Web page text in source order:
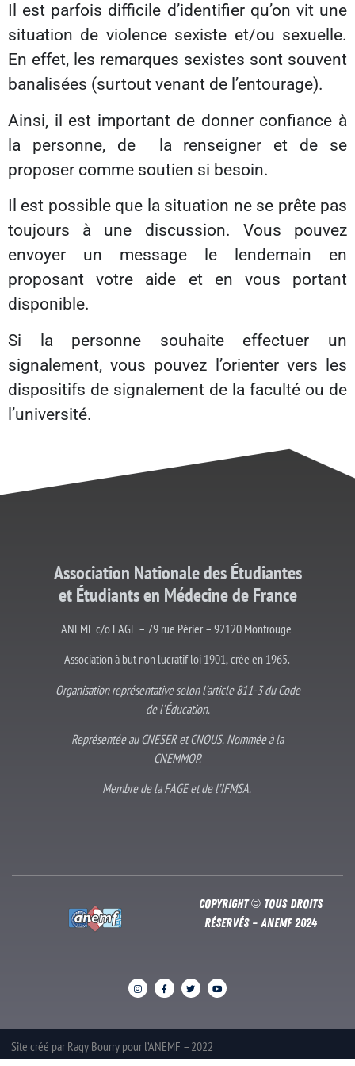
Il est parfois difficile d’identifier qu’on vit une
situation de violence sexiste et/ou sexuelle.
En effet, les remarques sexistes sont souvent
banalisées (surtout venant de l’entourage).
Ainsi, il est important de donner confiance à
la personne, de la renseigner et de se
proposer comme soutien si besoin.
Il est possible que la situation ne se prête pas
toujours à une discussion. Vous pouvez
envoyer un message le lendemain en
proposant votre aide et en vous portant
disponible.
Si la personne souhaite effectuer un
signalement, vous pouvez l’orienter vers les
dispositifs de signalement de la faculté ou de
l’université.
Association Nationale des Étudiantes
etÉtudiantsen Médecine de France
ANEMF c/o FAGE – 79 rue Périer – 92120 Montrouge
Association à but non lucratif loi 1901, crée en 1965.
Organisation représentative selon l’article 811-3 du Code
de l’Éducation.
Représentée au CNESER et CNOUS. Nommée à la
CNEMMOP.
Membre de la FAGE et de l’IFMSA.
Copyright © Tous droits
réservés – Anemf 2024
Site créé par Ragy Bourry pour l’ANEMF – 2022